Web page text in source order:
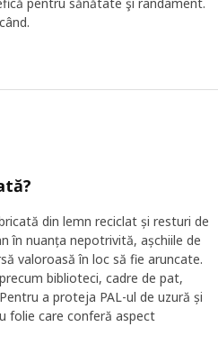
pentru sănătate şi randament.
din lemn reciclat și resturi de
în nuanța nepotrivită, așchiile de
valoroasă în loc să fie aruncate.
biblioteci, cadre de pat,
a proteja PAL-ul de uzură și
folie care conferă aspect